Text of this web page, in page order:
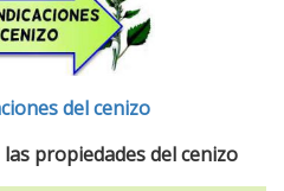
del cenizo
las propiedades del cenizo